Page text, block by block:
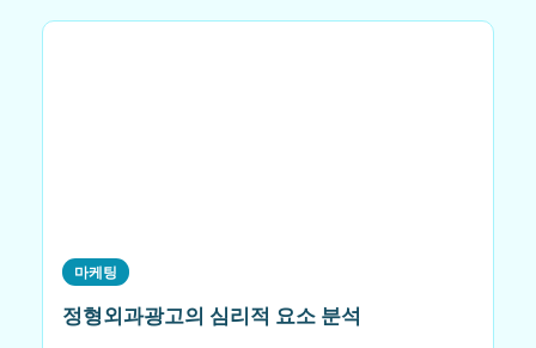
마케팅
정형외과광고의 심리적 요소 분석